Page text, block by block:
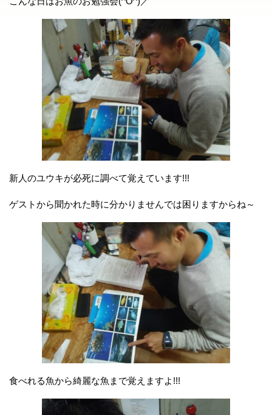
新人のユウキが必死に調べて覚えています!!!
ゲストから聞かれた時に分かりませんでは困りますからね～
食べれる魚から綺麗な魚まで覚えますよ!!!